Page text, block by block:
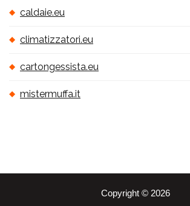
caldaie.eu
climatizzatori.eu
cartongessista.eu
mistermuffa.it
Copyright © 2026